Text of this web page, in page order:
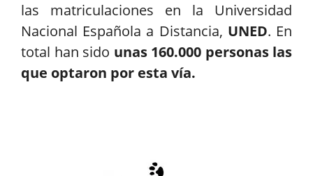
las matriculaciones en la Universidad
Nacional Española a Distancia, UNED. En
total han sido unas 160.000 personas las
que optaron por esta vía.